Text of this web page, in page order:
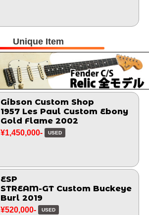
Unique Item
Gibson Custom Shop
1957 Les Paul Custom Ebony
Gold Flame 2002
¥1,450,000- USED
ESP
STREAM-GT Custom Buckeye
Burl 2019
¥520,000- USED